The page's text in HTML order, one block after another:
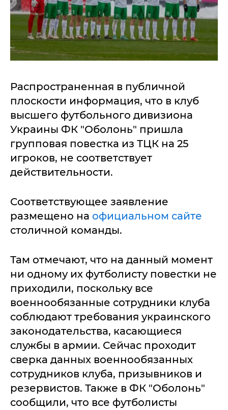
Распространенная в публичной
плоскости информация, что в клуб
высшего футбольного дивизиона
Украины ФК "Оболонь" пришла
групповая повестка из ТЦК на 25
игроков, не соответствует
действительности.
Соответствующее заявление
размещено на официальном сайте
столичной команды.
Там отмечают, что на данный момент
ни одному их футболисту повестки не
приходили, поскольку все
военнообязанные сотрудники клуба
соблюдают требования украинского
законодательства, касающиеся
службы в армии. Сейчас проходит
сверка данных военнообязанных
сотрудников клуба, призывников и
резервистов. Также в ФК "Оболонь"
сообщили, что все футболисты